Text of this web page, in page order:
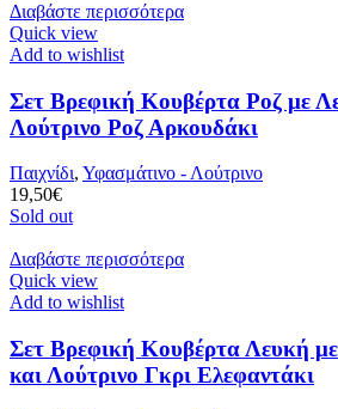
Διαβάστε περισσότερα
Quick view
Add to wishlist
Σετ Βρεφική Κουβέρτα Ροζ με
Λούτρινο Ροζ Αρκουδάκι
Παιχνίδι, Υφασμάτινο - Λούτρινο
19,50€
Sold out
Διαβάστε περισσότερα
Quick view
Add to wishlist
Σετ Βρεφική Κουβέρτα Λευκή
και Λούτρινο Γκρι Ελεφαντάκι